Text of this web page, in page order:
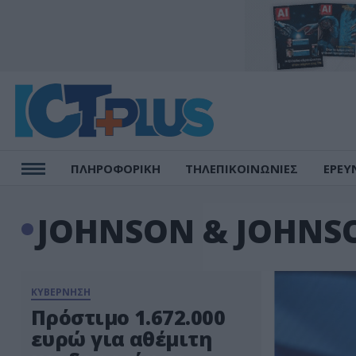
ΠΛΗΡΟΦΟΡΙΚΗ ΤΗΛΕΠΙΚΟΙΝΩΝΙΕΣ
JOHNSON &
ΚΥΒΕΡΝΗΣΗ
Πρόστιμο 1.672.000
ευρώ για αθέμιτη